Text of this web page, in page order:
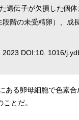
伝子が欠損した個体
階の未受精卵）、成
2023 DOI:10. 1016/
ある卵母細胞で色素
とだ。